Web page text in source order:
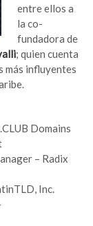
entre ellos a
la co-
fundadora de
; quien cuenta
más influyentes
Domains
– Radix
Inc.